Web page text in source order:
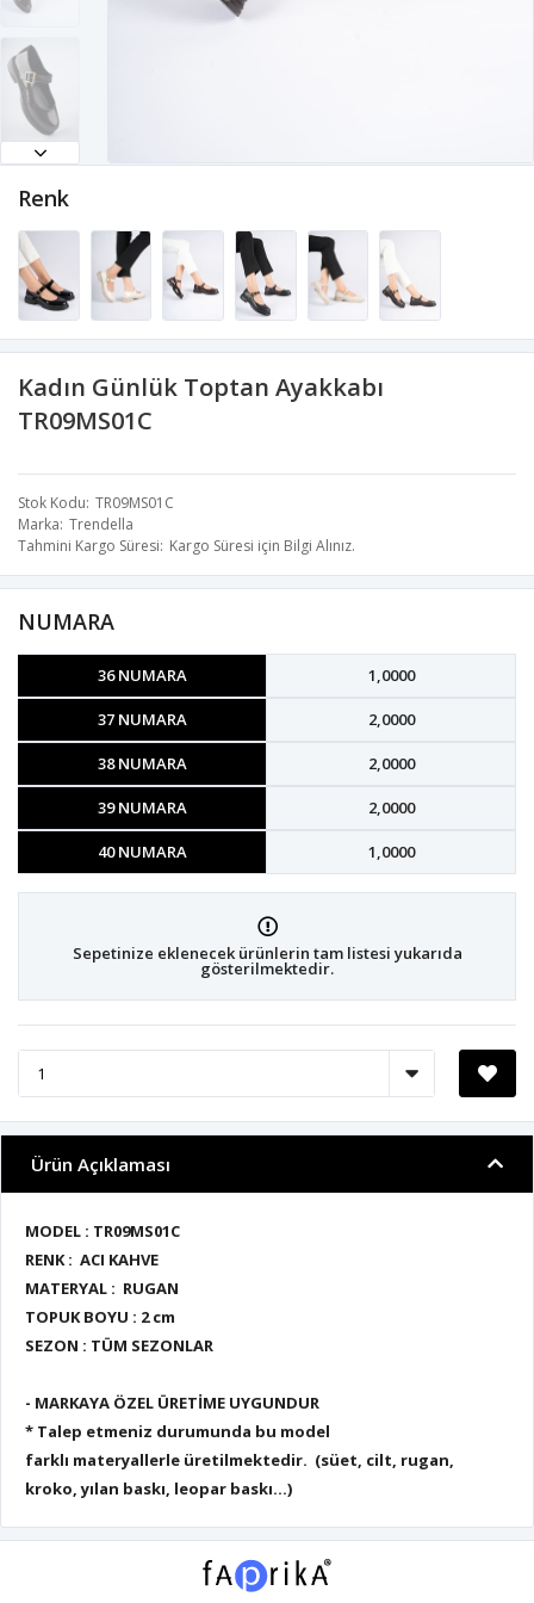
Kadın Günlük Toptan Ayakkabı
TR09MS01C
Stok Kodu TR09MS01C
Marka Trendella
Tahmini Kargo Süresi Kargo Süresi için Bilgi Alınız.
Renk
NUMARA
36 NUMARA 1,0000
37 NUMARA 2,0000
38 NUMARA 2,0000
39 NUMARA 2,0000
40 NUMARA 1,0000
Sepetinize eklenecek ürünlerin tam listesi yukarıda
gösterilmektedir.
Ürün Açıklaması
MODEL : TR09MS01C
RENK : ACI KAHVE
MATERYAL : RUGAN
TOPUK BOYU : 2 cm
SEZON : TÜM SEZONLAR
- MARKAYA ÖZEL ÜRETİME UYGUNDUR
* Talep etmeniz durumunda bu model
farklı materyallerle üretilmektedir. (süet, cilt, rugan,
kroko, yılan baskı, leopar baskı...)